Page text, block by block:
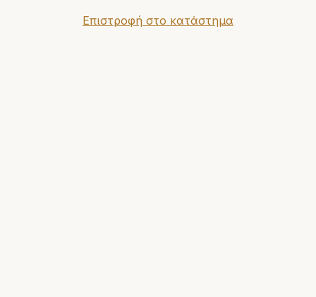
Επιστροφή στο κατάστημα